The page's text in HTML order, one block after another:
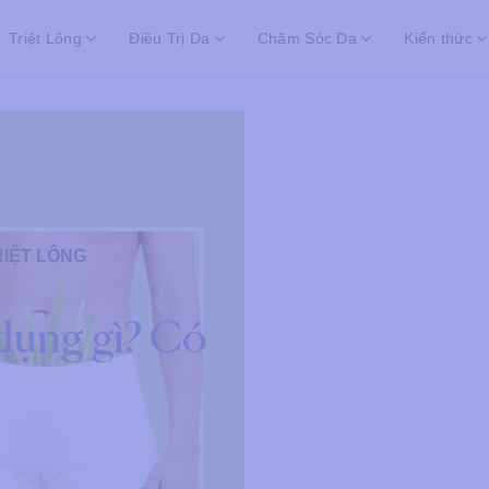
Triệt Lông Điều Trị Da Chăm Sóc Da Kiến thức
LÔNG
gì? Có